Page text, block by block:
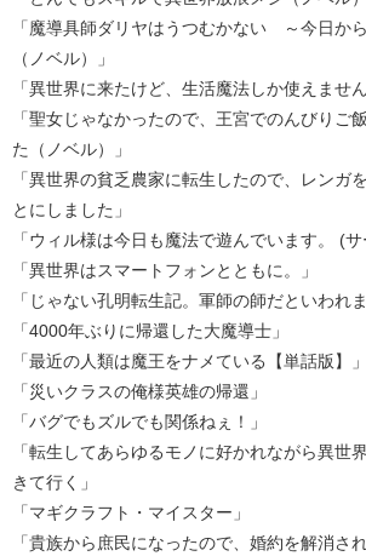
「魔導具師ダリヤはうつむかない ～今日か
（ノベル）」
「異世界に来たけど、生活魔法しか使えませ
「聖女じゃなかったので、王宮でのんびりご
た（ノベル）」
「異世界の貧乏農家に転生したので、レンガ
とにしました」
「ウィル様は今日も魔法で遊んでいます。 (サ
「異世界はスマートフォンとともに。」
「じゃない孔明転生記。軍師の師だといわれ
「4000年ぶりに帰還した大魔導士」
「最近の人類は魔王をナメている【単話版】」
「災いクラスの俺様英雄の帰還」
「バグでもズルでも関係ねぇ！」
「転生してあらゆるモノに好かれながら異世
きて行く」
「マギクラフト・マイスター」
「貴族から庶民になったので、婚約を解消さ